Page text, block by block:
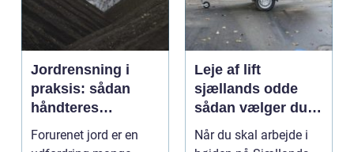
Jordrensning i
praksis: sådan
håndteres
forurenet jord
ansvarligt
Forurenet jord er en
Leje af lift
sjællands odde
sådan vælger du
den rigtige løsning
Når du skal arbejde i